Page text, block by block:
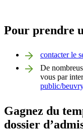
Pour prendre
contacter le
De
vous par
public/
Gagnez du
dossier